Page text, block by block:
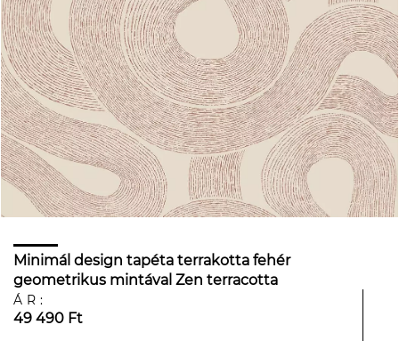
Minimál design tapéta terrakotta fehér
geometrikus mintával Zen terracotta
ÁR:
49 490 Ft